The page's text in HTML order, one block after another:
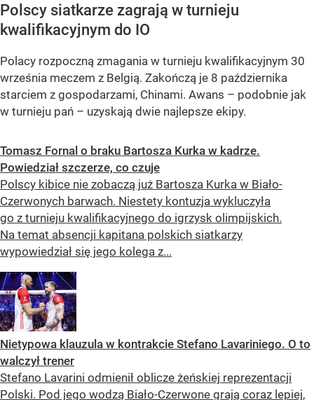
Polscy siatkarze zagrają w turnieju
kwalifikacyjnym do IO
Polacy rozpoczną zmagania w turnieju kwalifikacyjnym 30
września meczem z Belgią. Zakończą je 8 października
starciem z gospodarzami, Chinami. Awans – podobnie jak
w turnieju pań – uzyskają dwie najlepsze ekipy.
Tomasz Fornal o braku Bartosza Kurka w kadrze.
Powiedział szczerze, co czuje
Polscy kibice nie zobaczą już Bartosza Kurka w Biało-
Czerwonych barwach. Niestety kontuzja wykluczyła
go z turnieju kwalifikacyjnego do igrzysk olimpijskich.
Na temat absencji kapitana polskich siatkarzy
wypowiedział się jego kolega z...
Nietypowa klauzula w kontrakcie Stefano Lavariniego. O to
walczył trener
Stefano Lavarini odmienił oblicze żeńskiej reprezentacji
Polski. Pod jego wodzą Biało-Czerwone grają coraz lepiej,